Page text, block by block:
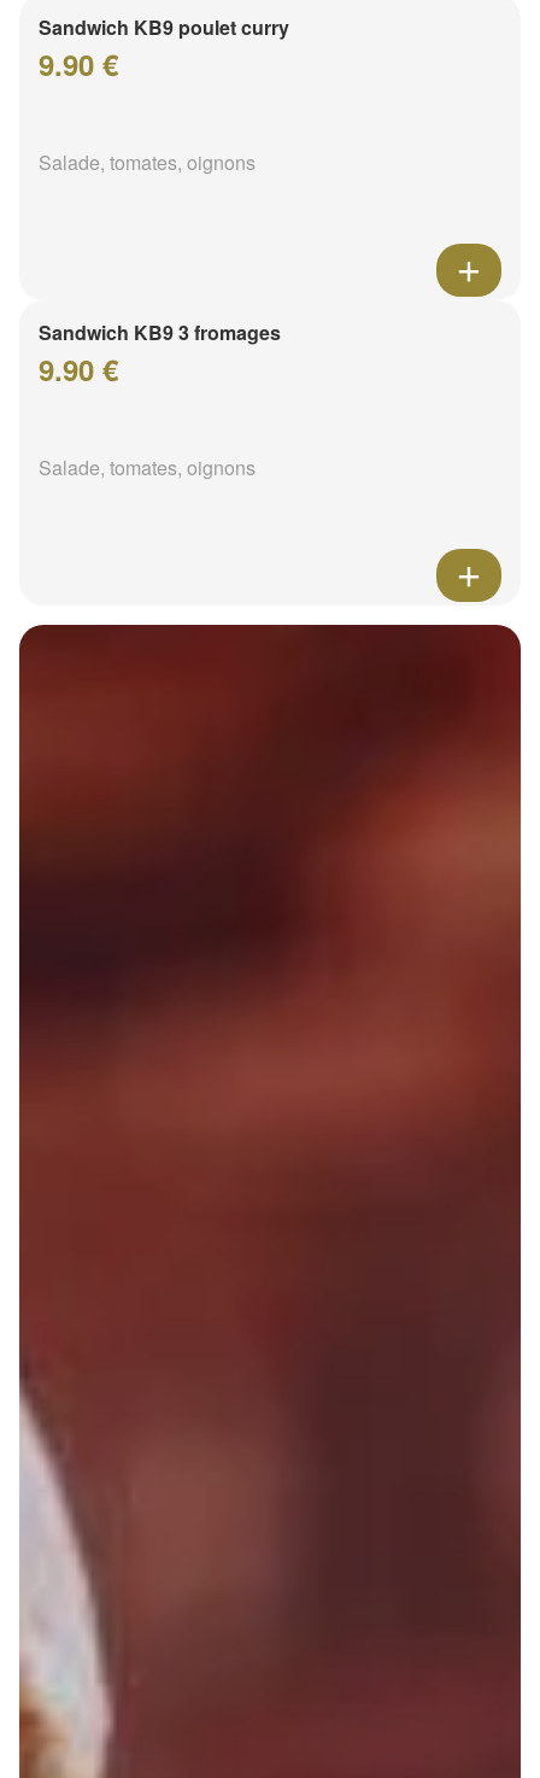
Sandwich KB9 poulet curry
9.90 €
Salade, tomates, oignons
Sandwich KB9 3 fromages
9.90 €
Salade, tomates, oignons